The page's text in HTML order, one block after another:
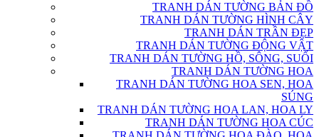
TRANH DÁN TƯỜNG BẢN ĐỒ
TRANH DÁN TƯỜNG HÌNH CÂY
TRANH DÁN TRẦN ĐẸP
TRANH DÁN TƯỜNG ĐỘNG VẬT
TRANH DÁN TƯỜNG HỒ, SÔNG, SUỐI
TRANH DÁN TƯỜNG HOA
TRANH DÁN TƯỜNG HOA SEN, HOA
SÚNG
TRANH DÁN TƯỜNG HOA LAN, HOA LY
TRANH DÁN TƯỜNG HOA CÚC